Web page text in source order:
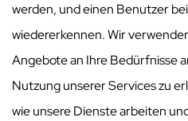
werden, und einen Benutzer
wiedererkennen. Wir
Angebote an Ihre Bedürfnisse
Nutzung unserer Services zu
wie unsere Dienste arbeiten